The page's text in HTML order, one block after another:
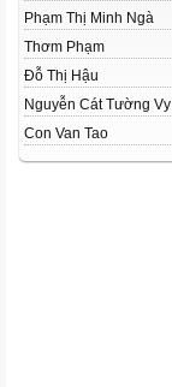
Phạm Thị Minh Ngà
Thơm Phạm
Đỗ Thị Hậu
Nguyễn Cát Tường Vy
Con Van Tao